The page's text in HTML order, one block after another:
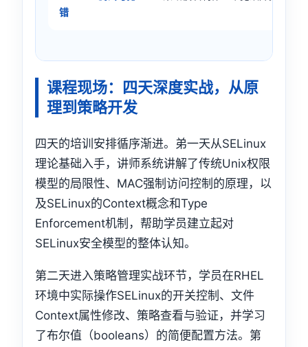
错
课程现场：四天深度实战，从原
理到策略开发
四天的培训安排循序渐进。弟一天从SELinux
理论基础入手，讲师系统讲解了传统Unix权限
模型的局限性、MAC强制访问控制的原理，以
及SELinux的Context概念和Type
Enforcement机制，帮助学员建立起对
SELinux安全模型的整体认知。
第二天进入策略管理实战环节，学员在RHEL
环境中实际操作SELinux的开关控制、文件
Context属性修改、策略查看与验证，并学习
了布尔值（booleans）的简便配置方法。第